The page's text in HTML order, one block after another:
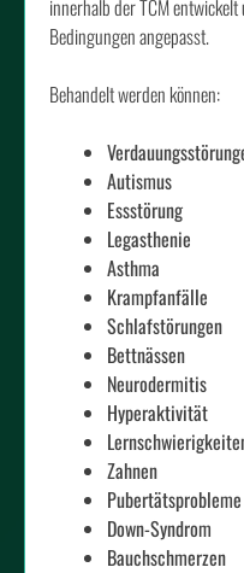
innerhalb der TCM
Bedingungen angepasst.
Behandelt werden können:
Autismus
Essstörung
Legasthenie
Asthma
Krampfanfälle
Schlafstörungen
Bettnässen
Neurodermitis
Hyperaktivität
Zahnen
Pubertätsprobleme
Down-Syndrom
Bauchschmerzen